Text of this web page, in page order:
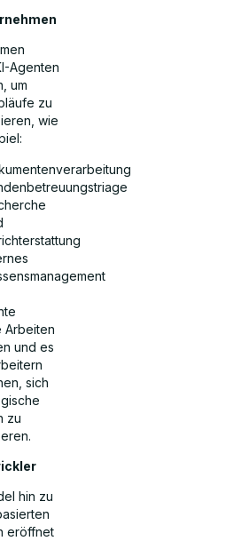
Agenten
um
zu
wie
Arbeiten
und es
sich
zu
hin zu
eröffnet